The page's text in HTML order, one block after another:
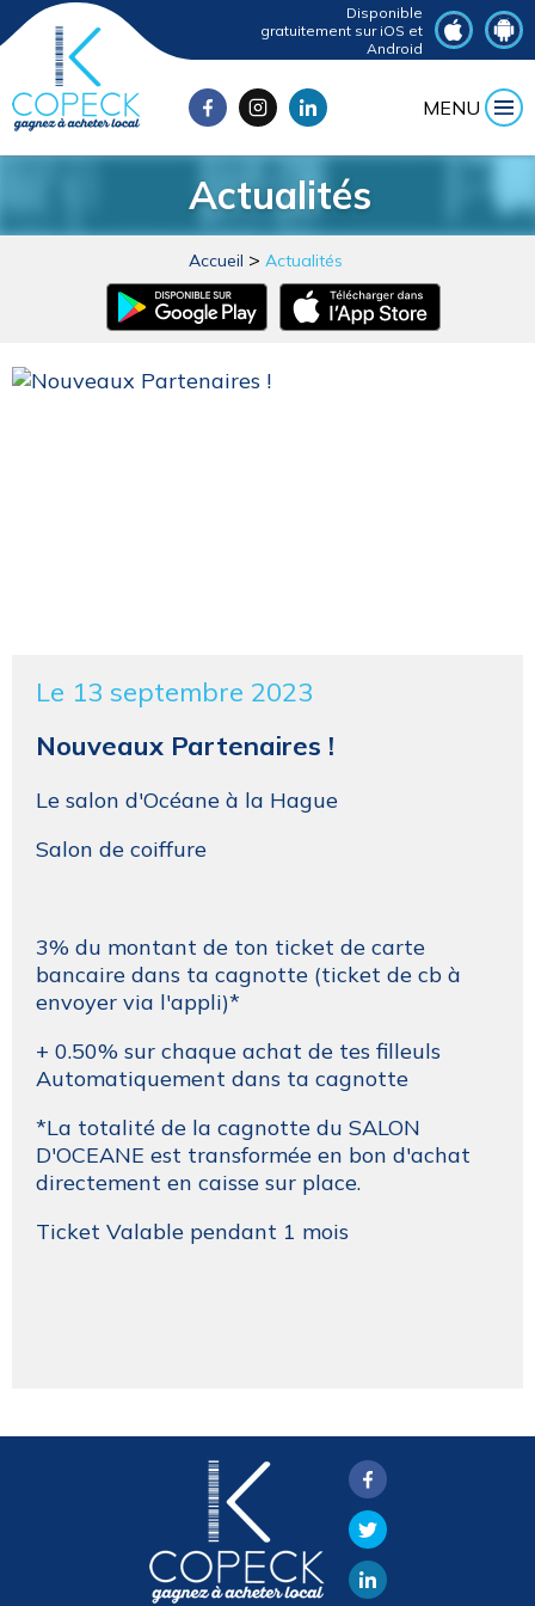
Disponible
gratuitement sur iOS et
Android
MENU
Actualités
Accueil Actualités
Le 13 septembre 2023
Nouveaux Partenaires !
Le salon d'Océane à la Hague
Salon de coiffure
3% du montant de ton ticket de carte
bancaire dans ta cagnotte (ticket de cb à
envoyer via l'appli)*
+ 0.50% sur chaque achat de tes filleuls
Automatiquement dans ta cagnotte
*La totalité de la cagnotte du SALON
D'OCEANE est transformée en bon d'achat
directement en caisse sur place.
Ticket Valable pendant 1 mois